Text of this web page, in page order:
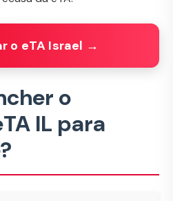
o eTA Israel →
o
IL para